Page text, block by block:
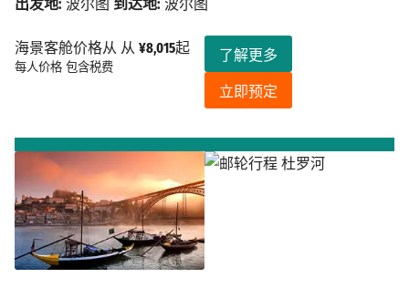
海景客舱价格从 从 ¥8,015起
每人价格 包含税费
了解更多
立即预定
出发地: 波尔图 到达地: 波尔图